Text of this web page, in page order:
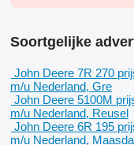
Soortgelijke
John Deere 7R 270
m/u Nederland, Gre
John Deere 5100M
m/u Nederland, Reusel
John Deere 6R 195
m/u Nederland,